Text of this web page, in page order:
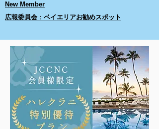
New Member
広報委員会 ​： ベイエリアお勧めスポット